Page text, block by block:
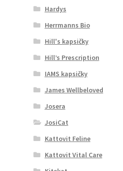
Hardys
Herrmanns Bio
Hill's kapsičky
Hill’s Prescription
IAMS kapsičky
James Wellbeloved
Josera
JosiCat
Kattovit Feline
Kattovit Vital Care